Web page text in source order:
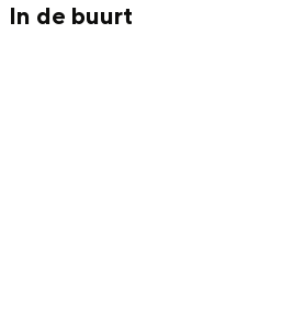
In de buurt